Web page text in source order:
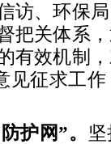
访、环保
把关体系
有效机制
见征求工
护网”。